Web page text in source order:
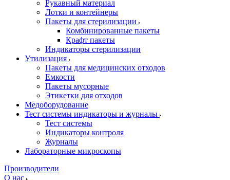
Рукавный материал
Лотки и контейнеры
Пакеты для стерилизации
Комбинированные пакеты
Крафт пакеты
Индикаторы стерилизации
Утилизация
Пакеты для медицинских отходов
Емкости
Пакеты мусорные
Этикетки для отходов
Медоборудование
Тест системы индикаторы и журналы
Тест системы
Индикаторы контроля
Журналы
Лабораторные микроскопы
Производители
О нас